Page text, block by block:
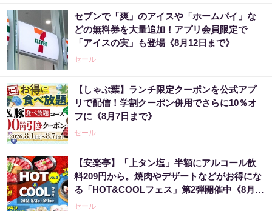
セブンで「爽」のアイスや「ホームパイ」な
どの無料券を大量追加！アプリ会員限定で
「アイスの実」も登場《8月12日まで》
セール
【しゃぶ葉】ランチ限定クーポンを公式アプ
リで配信！学割クーポン併用でさらに10％オ
フに《8月7日まで》
セール
【安楽亭】「上タン塩」半額にアルコール飲
料209円から。焼肉やデザートなどがお得にな
る「HOT&COOLフェス」第2弾開催中《8月16
日まで》
セール